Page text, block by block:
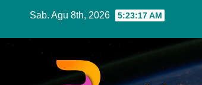
Sab. Agu 8th, 2026 5:23:19 AM